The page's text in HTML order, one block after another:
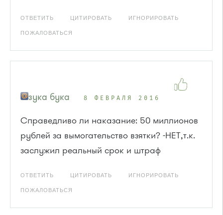
ОТВЕТИТЬ ЦИТИРОВАТЬ ИГНОРИРОВАТЬ
ПОЖАЛОВАТЬСЯ
зука бука 8 ФЕВРАЛЯ 2016
Справедливо ли наказание: 50 миллионов
рублей за вымогательство взятки? -НЕТ,т.к.
заслужил реальный срок и штраф
ОТВЕТИТЬ ЦИТИРОВАТЬ ИГНОРИРОВАТЬ
ПОЖАЛОВАТЬСЯ